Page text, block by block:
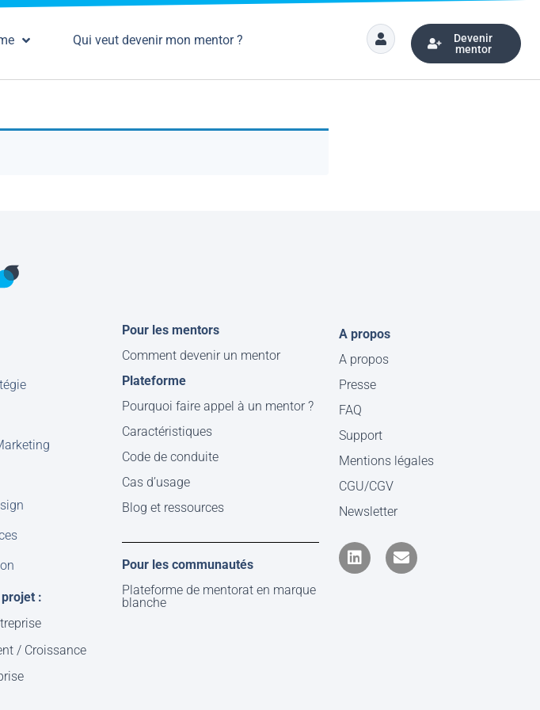
Qui veut devenir mon mentor ?
Devenir
mentor
:
/ Croissance
Pour les mentors
Comment devenir un mentor
Plateforme
Pourquoi faire appel à un mentor ?
Caractéristiques
Code de conduite
Cas d’usage
Blog et ressources
Pour les communautés
Plateforme de mentorat en marque
blanche
A propos
A propos
Presse
FAQ
Support
Mentions légales
CGU/CGV
Newsletter